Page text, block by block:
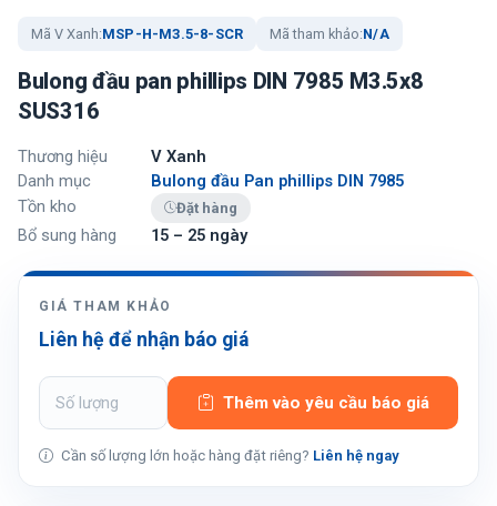
Mã V Xanh:MSP-H-M3.5-8-SCR Mã tham khảo:N/A
Bulong đầu pan phillips DIN 7985 M3.5x8
SUS316
Thương hiệu
V Xanh
Danh mục
Bulong đầu Pan phillips DIN 7985
Tồn kho
Đặt hàng
Bổ sung hàng 15 – 25 ngày
GIÁ THAM KHẢO
Liên hệ để nhận báo giá
Thêm vào yêu cầu báo giá
Cần số lượng lớn hoặc hàng đặt riêng? Liên hệ ngay